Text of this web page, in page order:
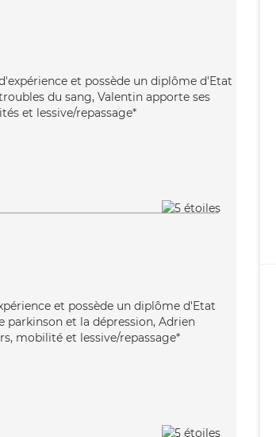
et possède un diplôme d'Etat
du sang, Valentin apporte ses
et lessive/repassage*
et possède un diplôme d'Etat
parkinson et la dépression, Adrien
mobilité et lessive/repassage*